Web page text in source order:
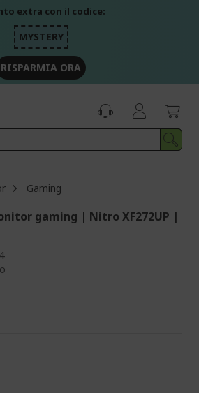
extra con il codice:
MYSTERY
RISPARMIA ORA
Gaming
gaming | Nitro XF272UP |